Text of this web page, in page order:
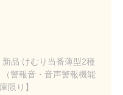
品 けむり当番薄型2種
警報音・音声警報機能
限り】